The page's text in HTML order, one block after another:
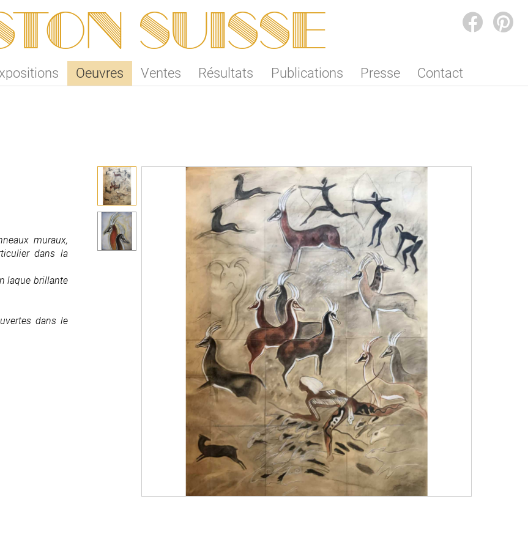
SUISSE
Oeuvres Ventes Résultats Publications Presse Contact
muraux,
dans la
laque brillante
dans le
muraux,
dans la
laque brillante
dans le